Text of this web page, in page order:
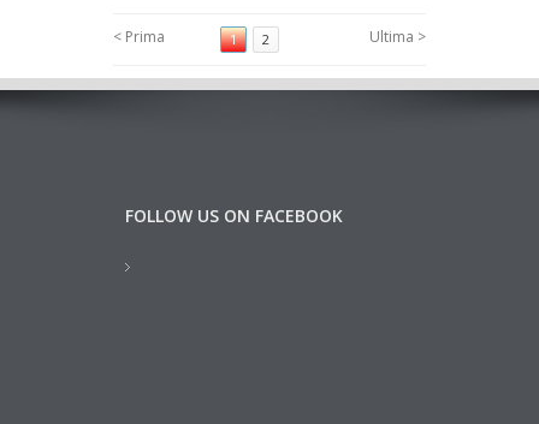
< Prima 1 2 Ultima >
FOLLOW US ON FACEBOOK